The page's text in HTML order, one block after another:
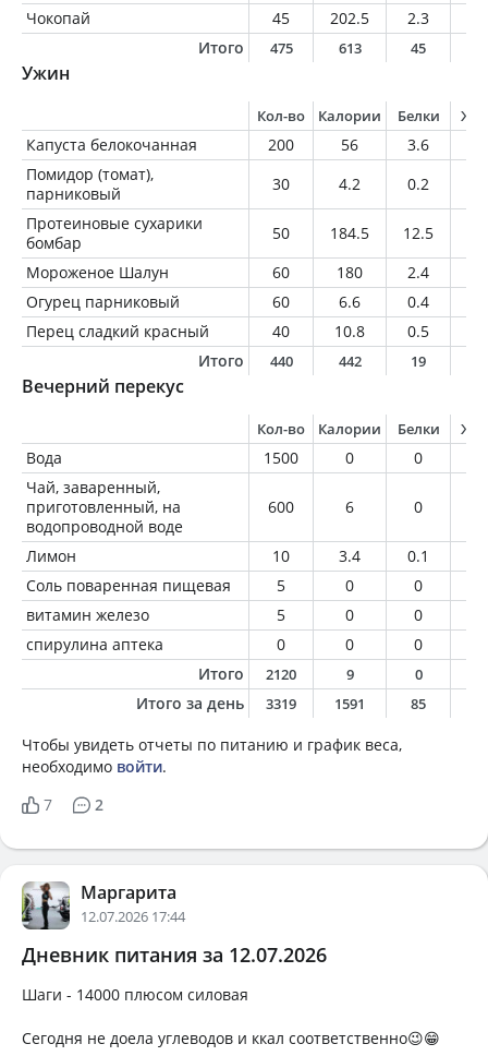
Чокопай
45 202.5 2.3
Итого
475 613 45
Ужин
Кол-во Калории Белки
Капуста белокочанная 200 56 3.6
Помидор (томат),
парниковый
30 4.2 0.2
Протеиновые сухарики
бомбар
50 184.5 12.5
Мороженое Шалун
60 180 2.4
Огурец парниковый
60 6.6 0.4
Перец сладкий красный
40 10.8 0.5
Итого
440 442 19
Вечерний перекус
Кол-во Калории Белки
Вода 1500 0 0
Чай, заваренный,
приготовленный, на
водопроводной воде
600 6 0
Лимон 10 3.4 0.1
Соль поваренная пищевая
5 0 0
витамин железо
5 0 0
спирулина аптека
0 0 0
Итого
2120 9 0
Итого за день 3319 1591 85
Чтобы увидеть отчеты по питанию и график веса,
необходимо войти.
7
2
Маргарита
12.07.2026 17:44
Дневник питания за 12.07.2026
Шаги - 14000 плюсом силовая
Сегодня не доела углеводов и ккал соответственно😉😁